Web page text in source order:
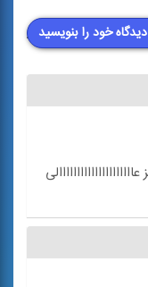
دیدگاه خود را بنویسید